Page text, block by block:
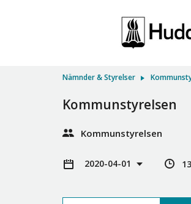
Nämnder & Styrelser
Kommunstyrelsen
Kommunstyrelsen
2020-04-01